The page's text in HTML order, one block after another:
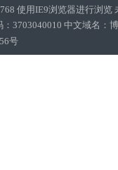
使用IE9浏览器进行浏览
3703040010 中文域名：
号